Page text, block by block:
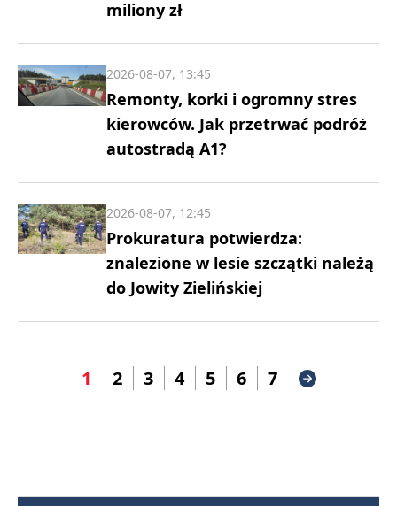
miliony zł
Remonty, korki i ogromny stres
kierowców. Jak przetrwać podróż
autostradą A1?
2026-08-07, 13:45
Prokuratura potwierdza:
znalezione w lesie szczątki należą
do Jowity Zielińskiej
2026-08-07, 12:45
1 2 3 4 5 6 7